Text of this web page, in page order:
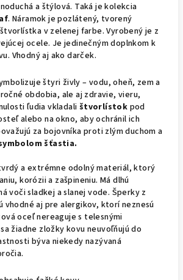
a štýlová. Taká je kolekcia
. Náramok je pozlátený, tvorený
v zelenej farbe. Vyrobený je z
ocele. Je jedinečným doplnkom k
Vhodný aj ako darček.
štyri živly – vodu, oheň, zem a
obdobia, ale aj zdravie, vieru,
ľudia vkladali štvorlístok pod
alebo na okno, aby ochránil ich
za bojovníka proti zlým duchom a
šťastia.
a extrémne odolný materiál, ktorý
korózii a zašpineniu. Má dlhú
voči sladkej a slanej vode. Šperky z
vhodné aj pre alergikov, ktorí neznesú
oceľ nereaguje s telesnými
žiadne zložky kovu neuvoľňujú do
býva niekedy nazývaná